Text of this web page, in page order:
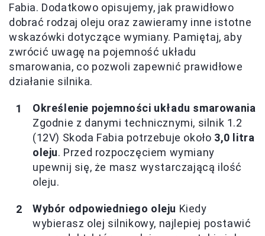
Fabia. Dodatkowo opisujemy, jak prawidłowo
dobrać rodzaj oleju oraz zawieramy inne istotne
wskazówki dotyczące wymiany. Pamiętaj, aby
zwrócić uwagę na pojemność układu
smarowania, co pozwoli zapewnić prawidłowe
działanie silnika.
Określenie pojemności układu smarowania
Zgodnie z danymi technicznymi, silnik 1.2
(12V) Skoda Fabia potrzebuje około 3,0 litra
oleju. Przed rozpoczęciem wymiany
upewnij się, że masz wystarczającą ilość
oleju.
Wybór odpowiedniego oleju Kiedy
wybierasz olej silnikowy, najlepiej postawić